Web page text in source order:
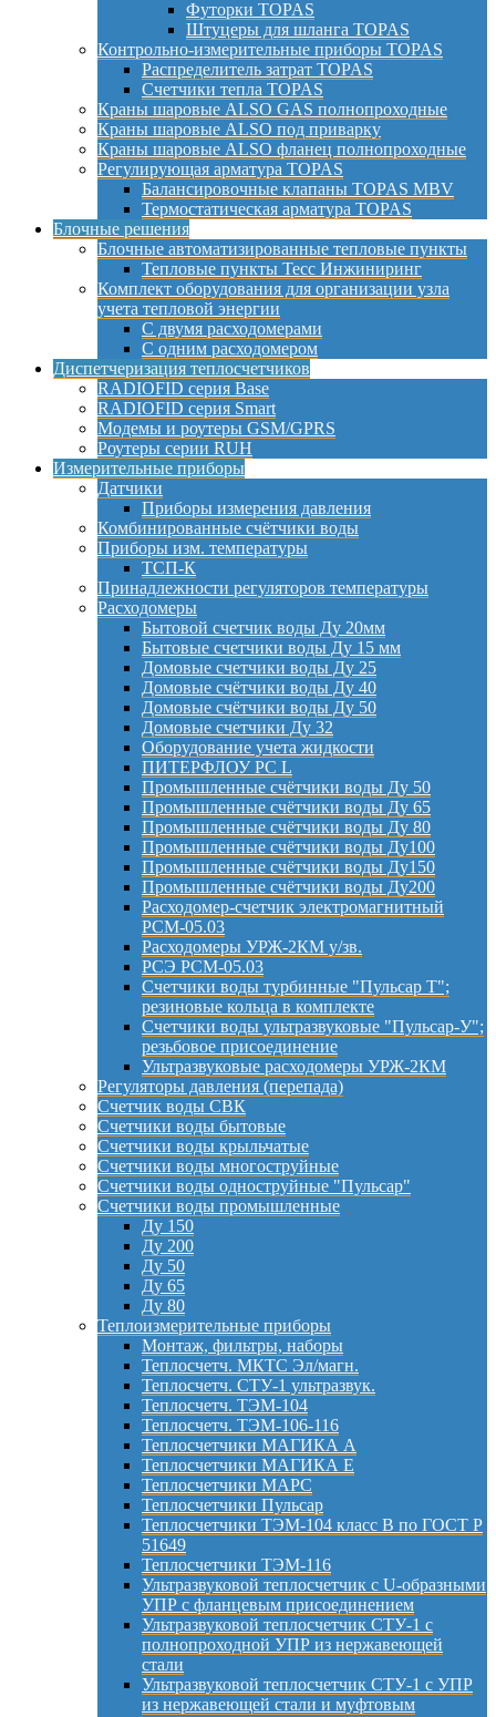
Футорки TOPAS
Штуцеры для шланга TOPAS
Контрольно-измерительные приборы TOPAS
Распределитель затрат TOPAS
Счетчики тепла TOPAS
Краны шаровые ALSO GAS полнопроходные
Краны шаровые ALSO под приварку
Краны шаровые ALSO фланец полнопроходные
Регулирующая арматура TOPAS
Балансировочные клапаны TOPAS MBV
Термостатическая арматура TOPAS
Блочные решения
Блочные автоматизированные тепловые пункты
Тепловые пункты Тесс Инжиниринг
Комплект оборудования для организации узла
учета тепловой энергии
С двумя расходомерами
С одним расходомером
Диспетчеризация теплосчетчиков
RADIOFID серия Base
RADIOFID серия Smart
Модемы и роутеры GSM/GPRS
Роутеры серии RUH
Измерительные приборы
Датчики
Приборы измерения давления
Комбинированные счётчики воды
Приборы изм. температуры
ТСП-К
Принадлежности регуляторов температуры
Расходомеры
Бытовой счетчик воды Ду 20мм
Бытовые счетчики воды Ду 15 мм
Домовые счетчики воды Ду 25
Домовые счётчики воды Ду 40
Домовые счётчики воды Ду 50
Домовые счетчики Ду 32
Оборудование учета жидкости
ПИТЕРФЛОУ РС L
Промышленные счётчики воды Ду 50
Промышленные счётчики воды Ду 65
Промышленные счётчики воды Ду 80
Промышленные счётчики воды Ду100
Промышленные счётчики воды Ду150
Промышленные счётчики воды Ду200
Расходомер-счетчик электромагнитный
РСМ-05.03
Расходомеры УРЖ-2КМ у/зв.
РСЭ РСМ-05.03
Счетчики воды турбинные "Пульсар Т";
резиновые кольца в комплекте
Счетчики воды ультразвуковые "Пульсар-У";
резьбовое присоединение
Ультразвуковые расходомеры УРЖ-2КМ
Регуляторы давления (перепада)
Счетчик воды СВК
Счетчики воды бытовые
Счетчики воды крыльчатые
Счетчики воды многоструйные
Счетчики воды одноструйные "Пульсар"
Счетчики воды промышленные
Ду 150
Ду 200
Ду 50
Ду 65
Ду 80
Теплоизмерительные приборы
Монтаж, фильтры, наборы
Теплосчетч. МКТС Эл/магн.
Теплосчетч. СТУ-1 ультразвук.
Теплосчетч. ТЭМ-104
Теплосчетч. ТЭМ-106-116
Теплосчетчики МАГИКА А
Теплосчетчики МАГИКА Е
Теплосчетчики МАРС
Теплосчетчики Пульсар
Теплосчетчики ТЭМ-104 класс B по ГОСТ Р
51649
Теплосчетчики ТЭМ-116
Ультразвуковой теплосчетчик с U-образными
УПР с фланцевым присоединением
Ультразвуковой теплосчетчик СТУ-1 с
полнопроходной УПР из нержавеющей
стали
Ультразвуковой теплосчетчик СТУ-1 с УПР
из нержавеющей стали и муфтовым